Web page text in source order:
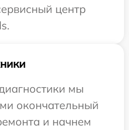
центр
мы
окончательный
и начнем